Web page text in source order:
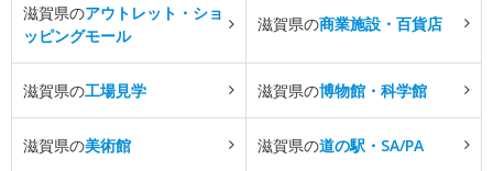
滋賀県のアウトレット・ショ
ッピングモール
滋賀県の商業施設・百貨店
滋賀県の工場見学 滋賀県の博物館・科学館
滋賀県の美術館 滋賀県の道の駅・SA/PA